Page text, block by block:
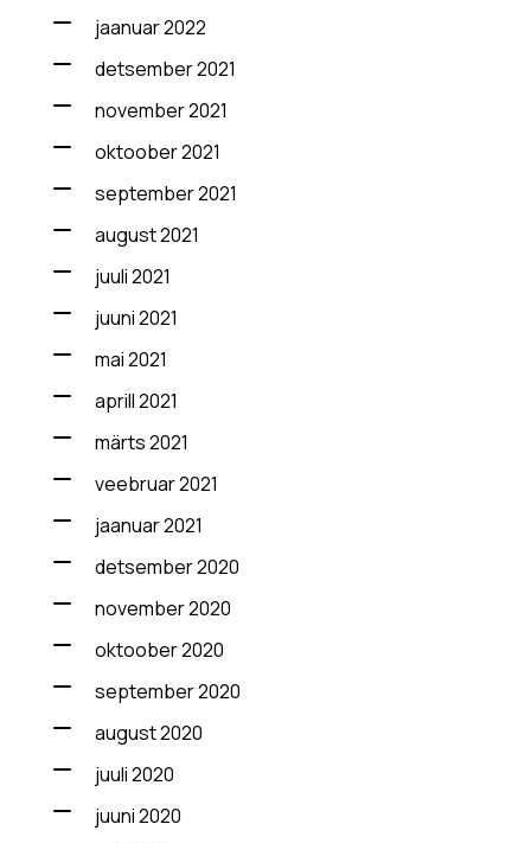
jaanuar 2022
detsember 2021
november 2021
oktoober 2021
september 2021
august 2021
juuli 2021
juuni 2021
mai 2021
aprill 2021
märts 2021
veebruar 2021
jaanuar 2021
detsember 2020
november 2020
oktoober 2020
september 2020
august 2020
juuli 2020
juuni 2020